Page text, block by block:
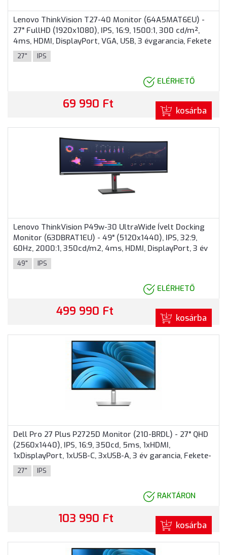
Lenovo ThinkVision T27-40 Monitor (64A5MAT6EU) -
27" FullHD (1920x1080), IPS, 16:9, 1500:1, 300 cd/m²,
4ms, HDMI, DisplayPort, VGA, USB, 3 évgarancia, Fekete
színben
27" IPS
ELÉRHETŐ
69 990 Ft kosárba
Lenovo ThinkVision P49w-30 UltraWide Ívelt Docking
Monitor (63DBRAT1EU) - 49" (5120x1440), IPS, 32:9,
60Hz, 2000:1, 350cd/m2, 4ms, HDMI, DisplayPort, 3 év
garancia, Fekete színben
49" IPS
ELÉRHETŐ
499 990 Ft kosárba
Dell Pro 27 Plus P2725D Monitor (210-BRDL) - 27" QHD
(2560x1440), IPS, 16:9, 350cd, 5ms, 1xHDMI,
1xDisplayPort, 1xUSB-C, 3xUSB-A, 3 év garancia, Fekete-
ezüst színben
27" IPS
RAKTÁRON
103 990 Ft kosárba